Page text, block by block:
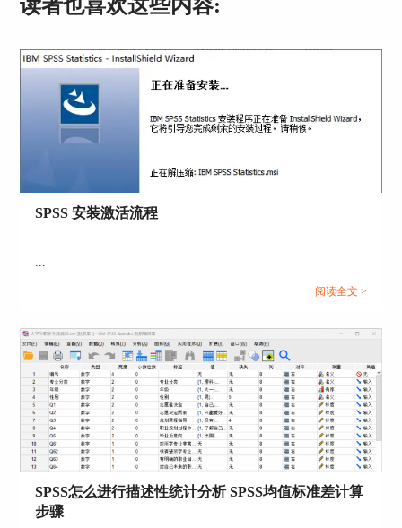
的变量，并勾选需要的统计量，如平均数、中位
数、标准差、最大值、最小值等。
5.点击“确定”按钮，SPSS软件将自动计算并输出所
选变量的描述性统计量。
二、SPSS描述性分析的意义
SPSS描述性分析是分析数据的基础，它能够帮助我
们了解数据的分布情况和基本特征，例如数据的集
中趋势和离散程度等。通过SPSS描述性分析，我们
读者也喜欢这些内容:
SPSS 安装激活流程
阅读全文 >
SPSS怎么进行描述性统计分析 SPSS均值标准差计算
步骤